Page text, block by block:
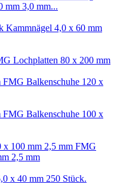
mm 3,0 mm...
Kammnägel 4,0 x 60 mm
Lochplatten 80 x 200 mm
FMG Balkenschuhe 120 x
FMG Balkenschuhe 100 x
FMG
2,5 mm